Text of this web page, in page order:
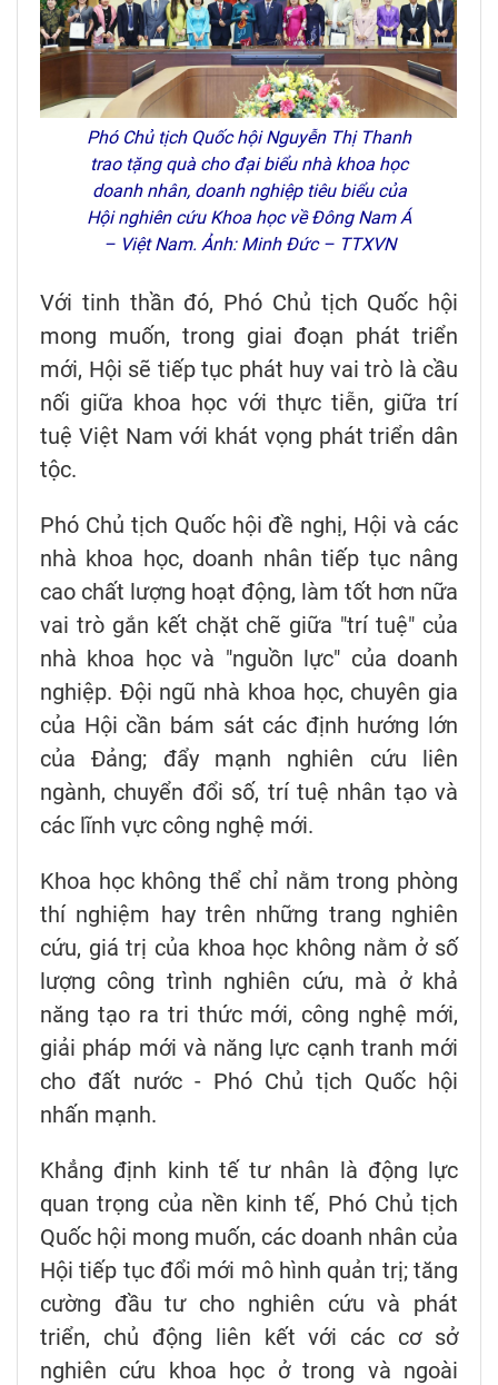
Phó Chủ tịch Quốc hội Nguyễn Thị Thanh
trao tặng quà cho đại biểu nhà khoa học
doanh nhân, doanh nghiệp tiêu biểu của
Hội nghiên cứu Khoa học về Đông Nam Á
– Việt Nam. Ảnh: Minh Đức – TTXVN
Với tinh thần đó, Phó Chủ tịch Quốc hội
mong muốn, trong giai đoạn phát triển
mới, Hội sẽ tiếp tục phát huy vai trò là cầu
nối giữa khoa học với thực tiễn, giữa trí
tuệ Việt Nam với khát vọng phát triển dân
tộc.
Phó Chủ tịch Quốc hội đề nghị, Hội và các
nhà khoa học, doanh nhân tiếp tục nâng
cao chất lượng hoạt động, làm tốt hơn nữa
vai trò gắn kết chặt chẽ giữa "trí tuệ" của
nhà khoa học và "nguồn lực" của doanh
nghiệp. Đội ngũ nhà khoa học, chuyên gia
của Hội cần bám sát các định hướng lớn
của Đảng; đẩy mạnh nghiên cứu liên
ngành, chuyển đổi số, trí tuệ nhân tạo và
các lĩnh vực công nghệ mới.
Khoa học không thể chỉ nằm trong phòng
thí nghiệm hay trên những trang nghiên
cứu, giá trị của khoa học không nằm ở số
lượng công trình nghiên cứu, mà ở khả
năng tạo ra tri thức mới, công nghệ mới,
giải pháp mới và năng lực cạnh tranh mới
cho đất nước - Phó Chủ tịch Quốc hội
nhấn mạnh.
Khẳng định kinh tế tư nhân là động lực
quan trọng của nền kinh tế, Phó Chủ tịch
Quốc hội mong muốn, các doanh nhân của
Hội tiếp tục đổi mới mô hình quản trị; tăng
cường đầu tư cho nghiên cứu và phát
triển, chủ động liên kết với các cơ sở
nghiên cứu khoa học ở trong và ngoài